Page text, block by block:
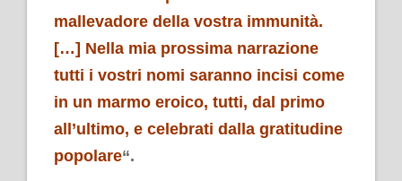
mallevadore della vostra immunità.
[…] Nella mia prossima narrazione
tutti i vostri nomi saranno incisi come
in un marmo eroico, tutti, dal primo
all’ultimo, e celebrati dalla gratitudine
popolare“.